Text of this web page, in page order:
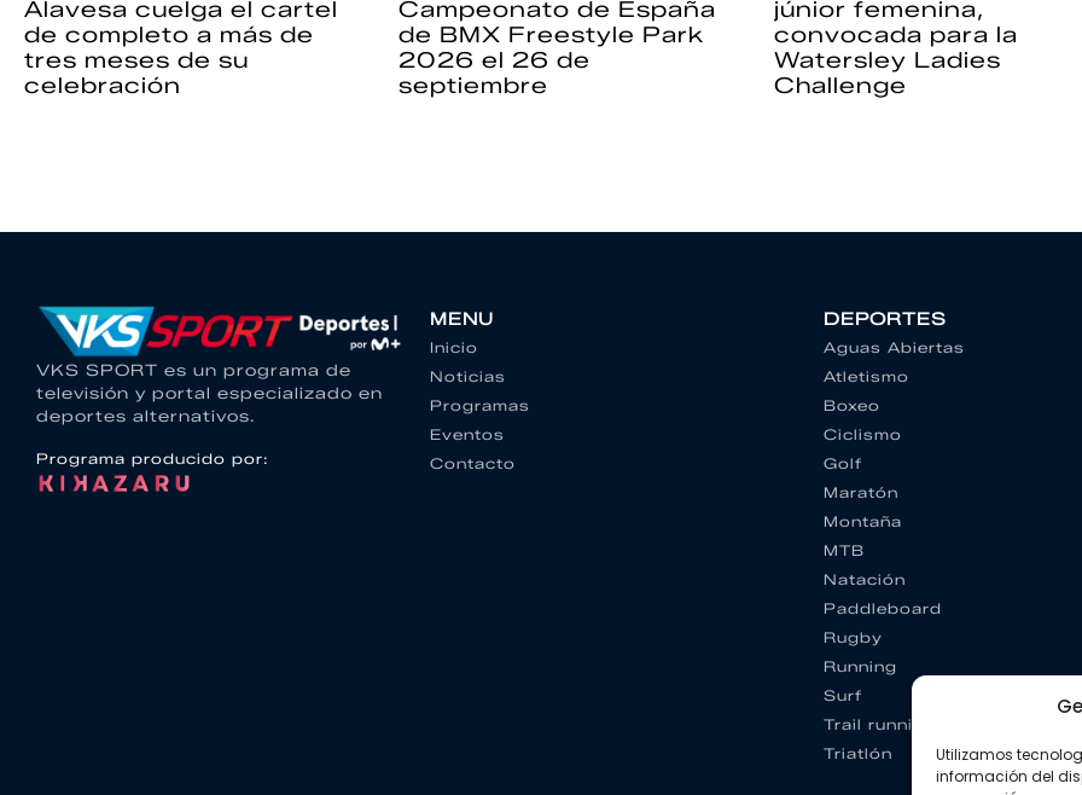
Utilizamos
información del
Alavesa cuelga el cartel
de completo a más de
tres meses de su
celebración
Campeonato de España
de BMX Freestyle Park
2026 el 26 de
septiembre
júnior femenina,
convocada para la
Watersley Ladies
Challenge
VKS SPORT es un programa de
televisión y portal especializado en
deportes alternativos.
Programa producido por:
MENU
Inicio
Noticias
Programas
Eventos
Contacto
DEPORTES
Aguas Abiertas
Atletismo
Boxeo
Ciclismo
Golf
Maratón
Montaña
MTB
Natación
Paddleboard
Rugby
Running
Surf
Trail running
Triatlón